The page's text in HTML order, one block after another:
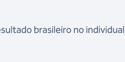
brasileiro no